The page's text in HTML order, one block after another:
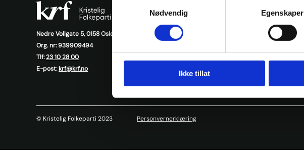
Nødvendig
Egenskaper
Ikke tillat
Nedre Vollgate 5, 0158 Oslo
Org. nr: 939909494
Tlf:23 10 28 00
E-post:krf@krf.no
KrFs medlemsblad Idé
© Kristelig Folkeparti 2023 Personvernerklæring